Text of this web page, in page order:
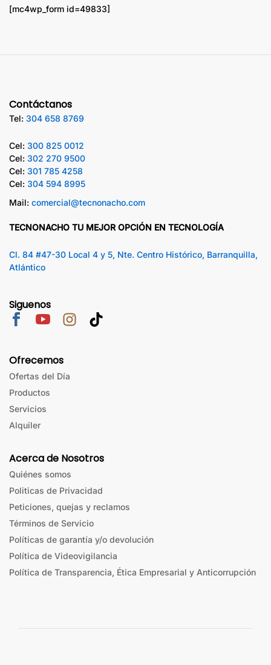
[mc4wp_form id=49833]
Contáctanos
Tel: 304 658 8769
Cel: 300 825 0012
Cel: 302 270 9500
Cel: 301 785 4258
Cel: 304 594 8995
Mail: comercial@tecnonacho.com
TECNONACHO TU MEJOR OPCIÓN EN TECNOLOGÍA
Cl. 84 #47-30 Local 4 y 5, Nte. Centro Histórico, Barranquilla,
Atlántico
Siguenos
Ofrecemos
Ofertas del Día
Productos
Servicios
Alquiler
Acerca de Nosotros
Quiénes somos
Politicas de Privacidad
Peticiones, quejas y reclamos
Términos de Servicio
Políticas de garantía y/o devolución
Política de Videovigilancia
Política de Transparencia, Ética Empresarial y Anticorrupción